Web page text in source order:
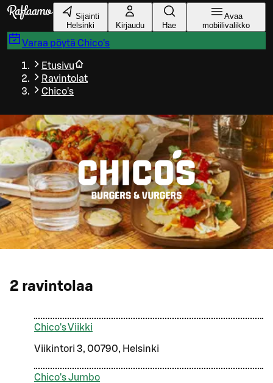
Siirry pääsisältöön
Sijainti
Helsinki
Kirjaudu Hae
Avaa
mobiilivalikko
Varaa pöytä Chico's
Etusivu
Ravintolat
Chico's
2 ravintolaa
Chico's Viikki
Viikintori 3, 00790, Helsinki
Chico's Jumbo